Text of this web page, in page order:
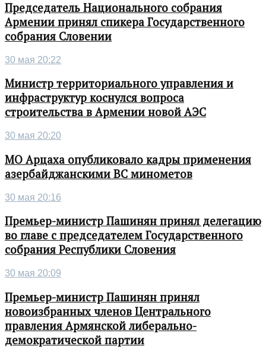
Председатель Национального собрания
Армении принял спикера Государственного
собрания Словении
30 мая 20:22
Министр территориального управления и
инфраструктур коснулся вопроса
строительства в Армении новой АЭС
30 мая 20:20
МО Арцаха опубликовало кадры применения
азербайджанскими ВС минометов
30 мая 20:16
Премьер-министр Пашинян принял делегацию
во главе с председателем Государственного
собрания Республики Словения
30 мая 20:09
Премьер-министр Пашинян принял
новоизбранных членов Центрального
правления Армянской либерально-
демократической партии